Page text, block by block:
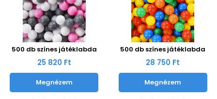
500 db színes játéklabda
25 820 Ft
Megnézem
500 db színes játéklabda
28 750 Ft
Megnézem